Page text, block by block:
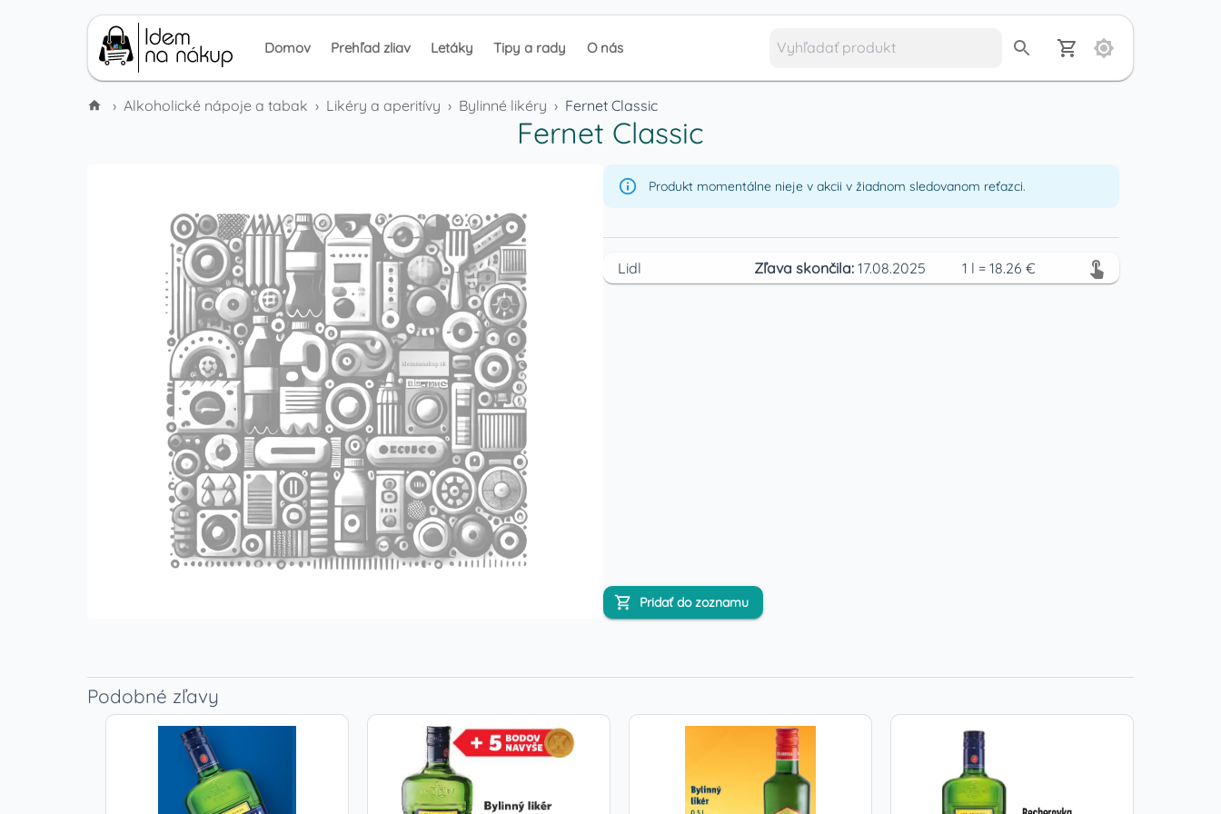
Domov Prehľad zliav Letáky Tipy a rady O nás
› Alkoholické nápoje a tabak › Likéry a aperitívy › Bylinné likéry › Fernet Classic
Fernet Classic
Produkt momentálne nieje v akcii v žiadnom sledovanom reťazci.
Lidl Zľava skončila: 17.08.2025 1 l = 18.26 €
Pridať do zoznamu
Podobné zľavy